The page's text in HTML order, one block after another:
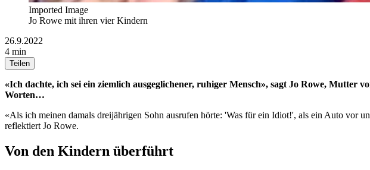
Imported Image
Jo Rowe mit ihren vier Kindern
26.9.2022
4 min
Teilen
«Ich dachte, ich sei ein ziemlich ausgeglichener, ruhiger Mensch», sagt Jo Rowe,
Worten…
«Als ich meinen damals dreijährigen Sohn ausrufen hörte: 'Was für ein Idiot!', als ein Auto vor
reflektiert Jo Rowe.
Von den Kindern überführt